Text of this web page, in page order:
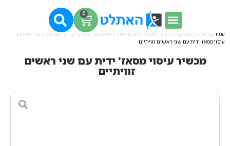
0
עמוד הבית / כל המוצרים / ציוד למפעילי חוגים, סטודיו ומאמנים / חוגים יוגה פילאטיס אירובי / מכשיר
עיסוי מסאז' ידית עם שני ראשים זוויתיים
מכשיר עיסוי מסאז' ידית עם שני ראשים
זוויתיים